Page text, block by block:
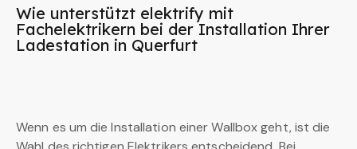
Wie unterstützt elektrify mit
Fachelektrikern bei der Installation Ihrer
Ladestation in Querfurt
Wenn es um die Installation einer Wallbox geht, ist die